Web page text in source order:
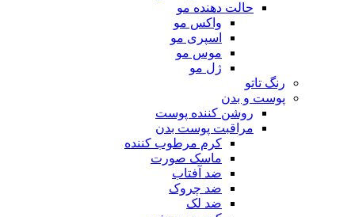
حالت دهنده مو
واکس مو
اسپری مو
موس مو
ژل مو
رنگ تاتو
پوست و بدن
روشن کننده پوست
مراقبت پوست بدن
کرم مرطوب کننده
ماسک صورت
ضد آفتاب
ضد چروک
ضد لک